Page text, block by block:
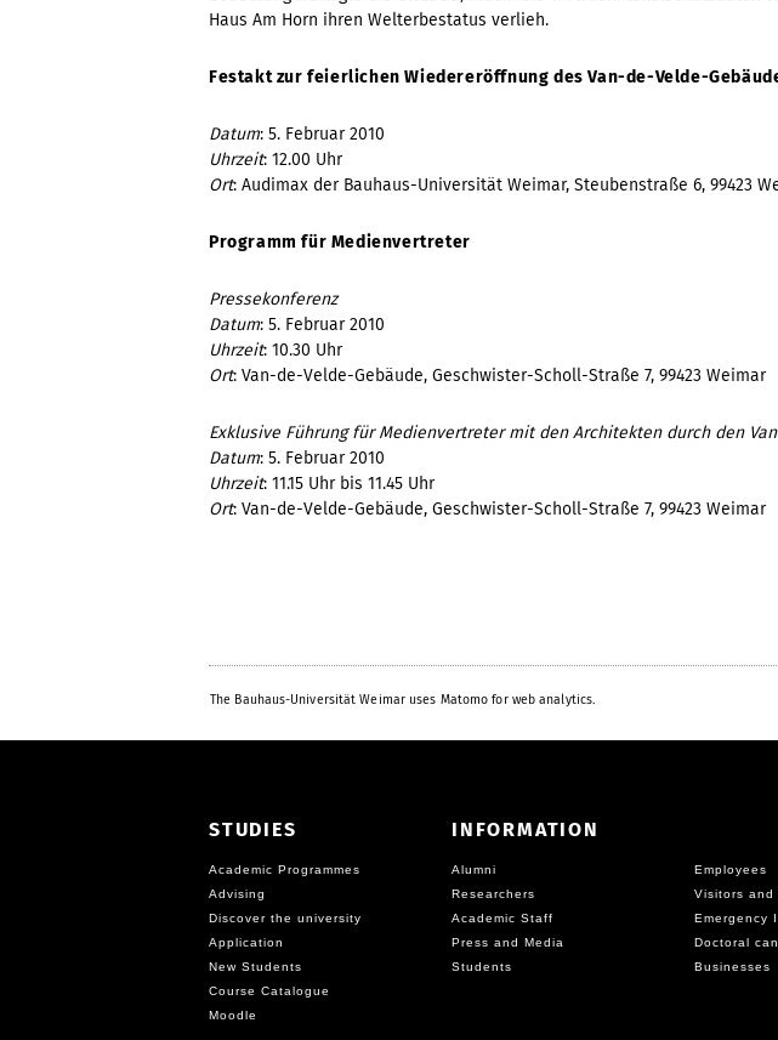
Haus Am Horn ihren Welterbestatus verlieh.
Festakt zur feierlichen Wiedereröffnung des Van-de-Velde-
Datum: 5. Februar 2010
Uhrzeit: 12.00 Uhr
Ort: Audimax der Bauhaus-Universität Weimar, Steubenstraße 6, 99423
Programm für Medienvertreter
Pressekonferenz
Datum: 5. Februar 2010
Uhrzeit: 10.30 Uhr
Ort: Van-de-Velde-Gebäude, Geschwister-Scholl-Straße 7, 99423 Weimar
Exklusive Führung für Medienvertreter mit den Architekten durch den
Datum: 5. Februar 2010
Uhrzeit: 11.15 Uhr bis 11.45 Uhr
Ort: Van-de-Velde-Gebäude, Geschwister-Scholl-Straße 7, 99423 Weimar
The Bauhaus-Universität Weimar uses Matomo for web analytics.
STUDIES
Academic Programmes
Advising
Discover the university
Application
New Students
Course Catalogue
Moodle
INFORMATION
Alumni
Employees
Researchers
Visitors and
Academic Staff
Emergency
Press and Media
Doctoral
Students
Businesses